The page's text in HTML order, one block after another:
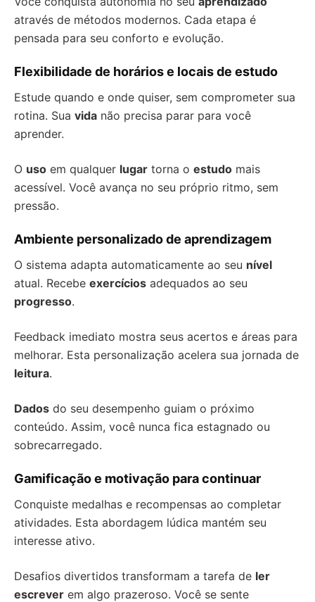
através de métodos modernos. Cada etapa é
pensada para seu conforto e evolução.
Flexibilidade de horários e locais de estudo
Estude quando e onde quiser, sem comprometer sua
rotina. Sua vida não precisa parar para você
aprender.
O uso em qualquer lugar torna o estudo mais
acessível. Você avança no seu próprio ritmo, sem
pressão.
Ambiente personalizado de aprendizagem
O sistema adapta automaticamente ao seu nível
atual. Recebe exercícios adequados ao seu
progresso.
Feedback imediato mostra seus acertos e áreas para
melhorar. Esta personalização acelera sua jornada de
leitura.
Dados do seu desempenho guiam o próximo
conteúdo. Assim, você nunca fica estagnado ou
sobrecarregado.
Gamificação e motivação para continuar
Conquiste medalhas e recompensas ao completar
atividades. Esta abordagem lúdica mantém seu
interesse ativo.
Desafios divertidos transformam a tarefa de ler
escrever em algo prazeroso. Você se sente